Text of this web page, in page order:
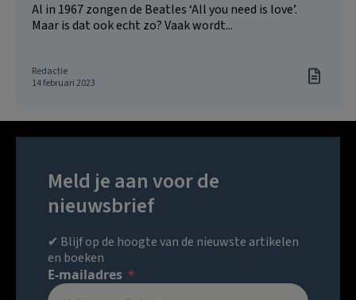
Al in 1967 zongen de Beatles ‘All you need is love’.
Maar is dat ook echt zo? Vaak wordt...
Redactie
14 februari 2023
Meld je aan voor de
nieuwsbrief
✔ Blijf op de hoogte van de nieuwste artikelen
en boeken
E-mailadres